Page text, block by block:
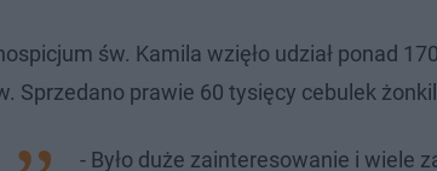
św. Kamila wzięło udział ponad
Sprzedano prawie 60 tysięcy cebulek
- Było duże zainteresowanie i wiele